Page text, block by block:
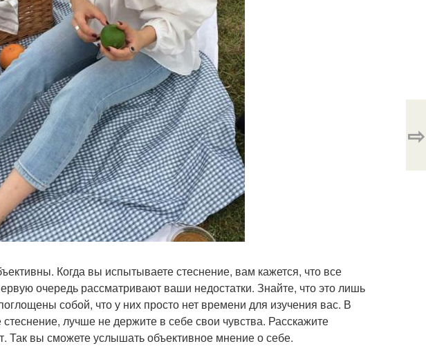
Когда вы испытываете стеснение, вам кажется, что все
очередь рассматривают ваши недостатки. Знайте, что это лишь
собой, что у них просто нет времени для изучения вас. В
лучше не держите в себе свои чувства. Расскажите
Так вы сможете услышать объективное мнение о себе.
⇨